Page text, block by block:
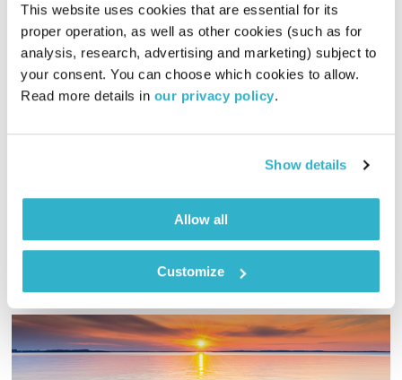
This website uses cookies that are essential for its
proper operation, as well as other cookies (such as for
analysis, research, advertising and marketing) subject to
your consent. You can choose which cookies to allow.
Read more details in our privacy policy.
Show details
Allow all
Customize
לוסי
לצלול לתוך פסקול
דידי ארז
לוסי: סרט אקשן ומדע בדיוני של הבמאי לוק בסון ובכיכובה של
סרה. לצד אלמנטים תזמורתיים יפים ועדינים יש הרבה רגעים
אלקטרוניקה אגרסיבית ואינטנסיבית, קצת אוונגרד, רקוויאם של
מוצארט ושיר נפלא של דיימון אלברן
אודיו